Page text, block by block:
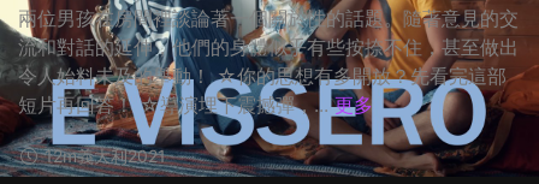
兩位男孩在房間裡談論著一個關於性的話題。隨著意見的交
流和對話的延伸，他們的身體似乎有些按捺不住，甚至做出
令人始料未及的舉動！ ☆你的思想有多開放？先看完這部
短片再回答！ ☆導演埋下震撼彈，... 更多
12m義大利2021